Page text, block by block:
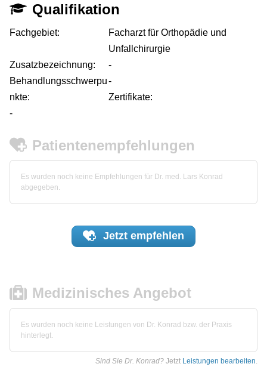
Qualifikation
Fachgebiet:
Facharzt für Orthopädie und
Unfallchirurgie
Zusatzbezeichnung:
-
Behandlungsschwerpu
nkte:
-
Zertifikate:
-
Patientenempfehlungen
Es wurden noch keine Empfehlungen für Dr. med. Lars Konrad
abgegeben.
Jetzt empfehlen
Medizinisches Angebot
Es wurden noch keine Leistungen von Dr. Konrad bzw. der Praxis
hinterlegt.
Sind Sie Dr. Konrad? Jetzt Leistungen bearbeiten.